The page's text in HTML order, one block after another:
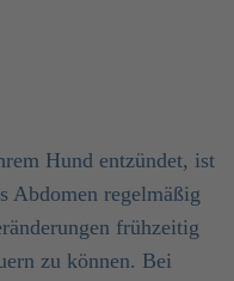
Hund entzündet, ist
Abdomen regelmäßig
frühzeitig
zu können. Bei